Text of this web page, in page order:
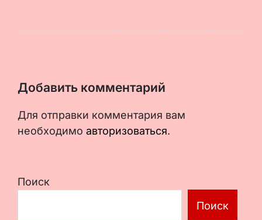
Добавить комментарий
Для отправки комментария вам
необходимо авторизоваться.
Поиск
Поиск